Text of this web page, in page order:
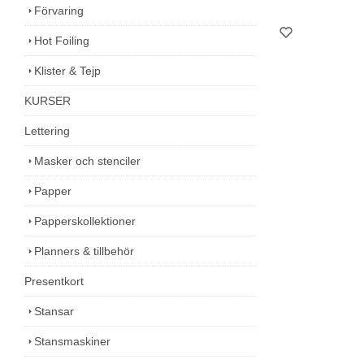
Förvaring
Hot Foiling
Klister & Tejp
KURSER
Lettering
Masker och stenciler
Papper
Papperskollektioner
Planners & tillbehör
Presentkort
Stansar
Stansmaskiner